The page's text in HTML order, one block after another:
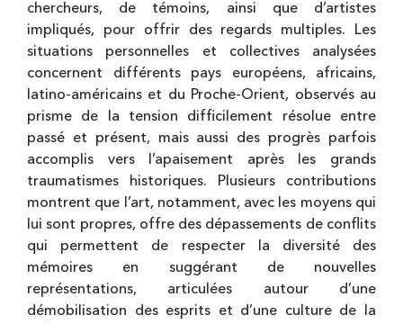
chercheurs, de témoins, ainsi que d’artistes
impliqués, pour offrir des regards multiples. Les
situations personnelles et collectives analysées
concernent différents pays européens, africains,
latino-américains et du Proche-Orient, observés au
prisme de la tension difficilement résolue entre
passé et présent, mais aussi des progrès parfois
accomplis vers l’apaisement après les grands
traumatismes historiques. Plusieurs contributions
montrent que l’art, notamment, avec les moyens qui
lui sont propres, offre des dépassements de conflits
qui permettent de respecter la diversité des
mémoires en suggérant de nouvelles
représentations, articulées autour d’une
démobilisation des esprits et d’une culture de la